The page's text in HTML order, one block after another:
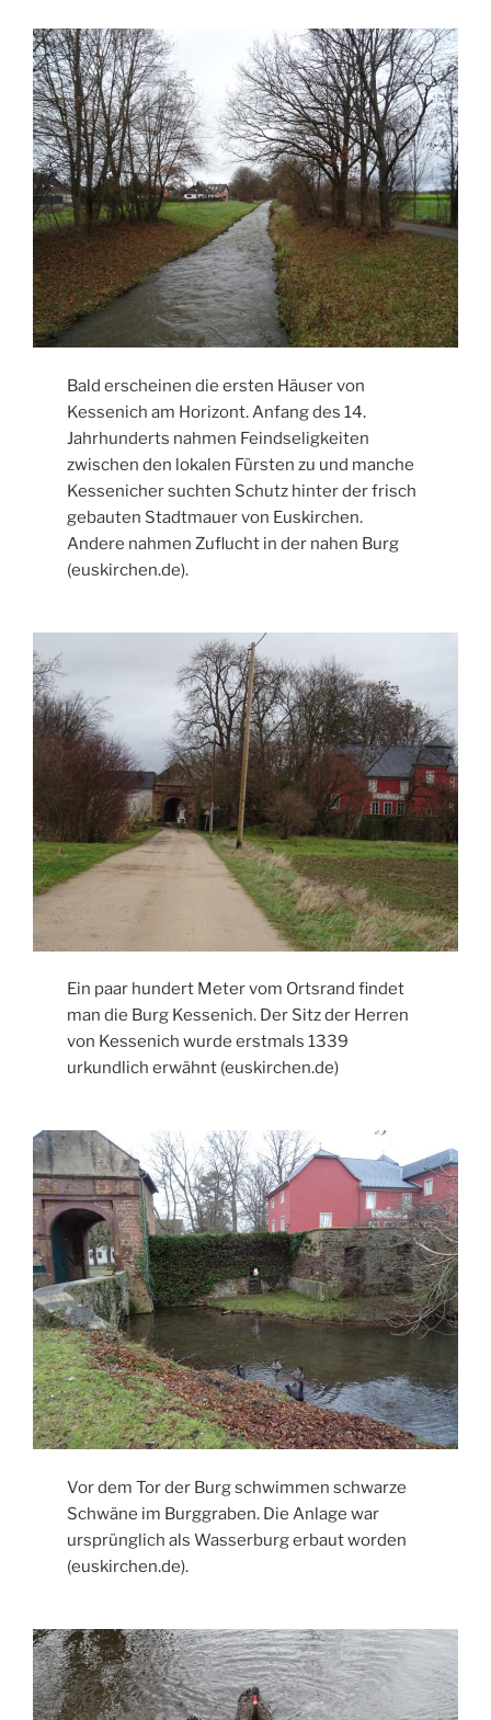
Bald erscheinen die ersten Häuser von
Kessenich am Horizont. Anfang des 14.
Jahrhunderts nahmen Feindseligkeiten
zwischen den lokalen Fürsten zu und manche
Kessenicher suchten Schutz hinter der frisch
gebauten Stadtmauer von Euskirchen.
Andere nahmen Zuflucht in der nahen Burg
(euskirchen.de).
Ein paar hundert Meter vom Ortsrand findet
man die Burg Kessenich. Der Sitz der Herren
von Kessenich wurde erstmals 1339
urkundlich erwähnt (euskirchen.de)
Vor dem Tor der Burg schwimmen schwarze
Schwäne im Burggraben. Die Anlage war
ursprünglich als Wasserburg erbaut worden
(euskirchen.de).